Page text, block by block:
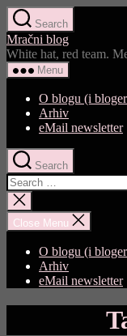
Skip
to
the
content
Search
Mračni blog
White hat, red team.
Menu
O blogu (i
Arhiv
eMail newsletter
Search
Search
for:
Close
search
Close Menu
O blogu (i
Arhiv
eMail newsletter